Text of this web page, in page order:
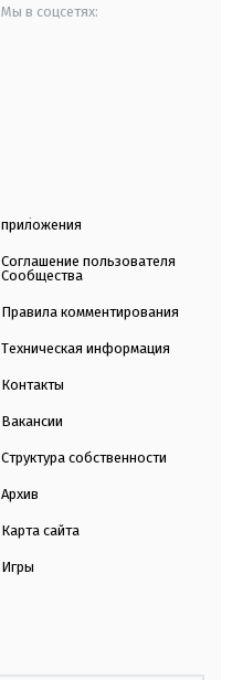
Мы в соцсетях:
приложения
Соглашение пользователя
Сообщества
Правила комментирования
Техническая информация
Контакты
Вакансии
Структура собственности
Архив
Карта сайта
Игры